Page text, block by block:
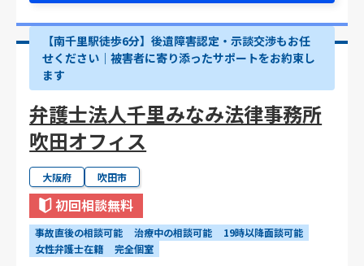
【南千里駅徒歩6分】後遺障害認定・示談交渉もお任
せください｜被害者に寄り添ったサポートをお約束し
ます
弁護士法人千里みなみ法律事務所
吹田オフィス
大阪府 吹田市
初回相談無料
事故直後の相談可能 治療中の相談可能
19時以降面談可能
女性弁護士在籍
完全個室